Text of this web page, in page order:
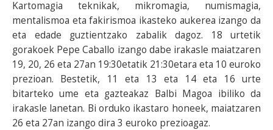
Kartomagia teknikak, mikromagia, numismagia,
mentalismoa eta fakirismoa ikasteko aukerea izango da
eta edade guztientzako zabalik dagoz. 18 urtetik
gorakoek Pepe Caballo izango dabe irakasle maiatzaren
19, 20, 26 eta 27an 19:30etatik 21:30etara eta 10 euroko
prezioan. Bestetik, 11 eta 13 eta 14 eta 16 urte
bitarteko ume eta gazteakaz Balbi Magoa ibiliko da
irakasle lanetan. Bi orduko ikastaro honeek, maiatzaren
26 eta 27an izango dira 3 euroko prezioagaz.